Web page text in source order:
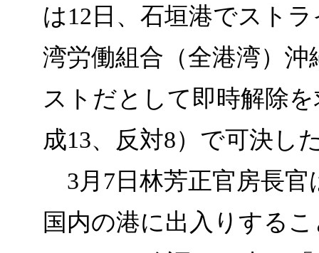
は12日、石垣港でスト
湾労働組合（全港湾）
ストだとして即時解除
成13、反対8）で可決し
3月7日林芳正官房長官
国内の港に出入りする